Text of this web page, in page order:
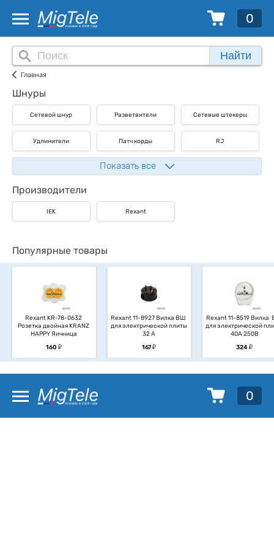
0
Найти
Главная
Шнуры
Сетевой шнур Разветвители Сетевые штекеры
Удлинители Патч корды RJ
Показать все
Производители
IEK Rexant
Популярные товары
Rexant KR-78-0632
Розетка двойная KRANZ
HAPPY Яичница
160у
Rexant 11-8927 Вилка ВШ
для электрической плиты
32 А
167у
Rexant 11-8519 Вилка
для электрической
40А 250В
324у
0